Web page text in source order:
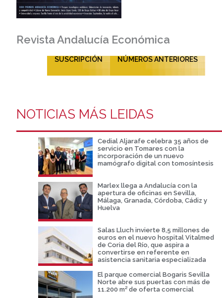
Revista Andalucía Económica
SUSCRIPCIÓN NÚMEROS ANTERIORES
NOTICIAS MÁS LEIDAS
Cedial Aljarafe celebra 35 años de
servicio en Tomares con la
incorporación de un nuevo
mamógrafo digital con tomosíntesis
Marlex llega a Andalucía con la
apertura de oficinas en Sevilla,
Málaga, Granada, Córdoba, Cádiz y
Huelva
Salas Lluch invierte 8,5 millones de
euros en el nuevo hospital Vitalmed
de Coria del Río, que aspira a
convertirse en referente en
asistencia sanitaria especializada
El parque comercial Bogaris Sevilla
Norte abre sus puertas con más de
11.200 m² de oferta comercial